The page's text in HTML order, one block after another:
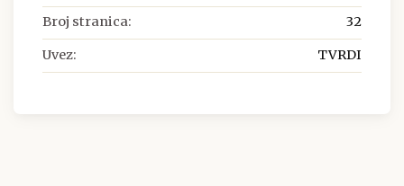
Broj stranica: 32
Uvez: TVRDI